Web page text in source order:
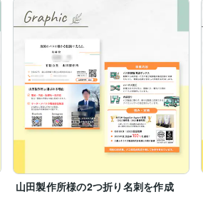
山田製作所様の2つ折り名刺を作成